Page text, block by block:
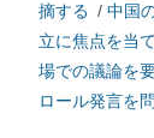
摘する / 中国
立に焦点を当
場での議論を
ロール発言を